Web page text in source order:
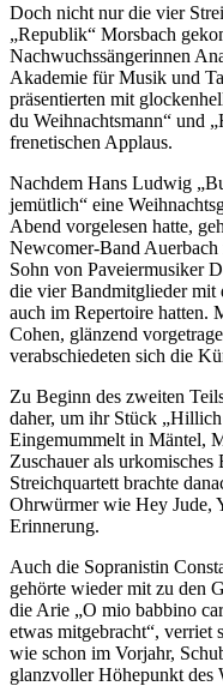
Doch nicht nur die vier
„Republik“ Morsbach
Nachwuchssängerinnen
Akademie für Musik und
präsentierten mit
du Weihnachtsmann“ und
frenetischen Applaus.
Nachdem Hans Ludwig
jemütlich“ eine
Abend vorgelesen hatte,
Newcomer-Band
Sohn von Paveiermusiker
die vier Bandmitglieder mit
auch im Repertoire hatten.
Cohen, glänzend
verabschiedeten sich die
Zu Beginn des zweiten
daher, um ihr Stück
Eingemummelt in Mäntel,
Zuschauer als
Streichquartett brachte
Ohrwürmer wie Hey Jude,
Erinnerung.
Auch die Sopranistin
gehörte wieder mit zu den
die Arie „O mio babbino
etwas mitgebracht“, verriet
wie schon im Vorjahr,
glanzvoller Höhepunkt des